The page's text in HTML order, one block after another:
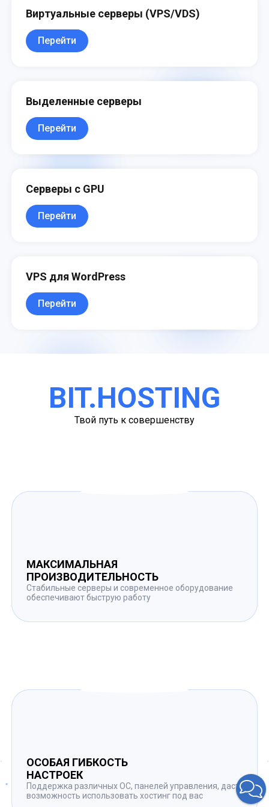
Виртуальные серверы (VPS/VDS)
Перейти
Выделенные серверы
Перейти
Серверы с GPU
Перейти
VPS для WordPress
Перейти
BIT.HOSTING
Твой путь к совершенству
МАКСИМАЛЬНАЯ
ПРОИЗВОДИТЕЛЬНОСТЬ
Стабильные серверы и современное оборудование
обеспечивают быструю работу
ОСОБАЯ ГИБКОСТЬ
НАСТРОЕК
Поддержка различных ОС, панелей управления, даст
возможность использовать хостинг под вас